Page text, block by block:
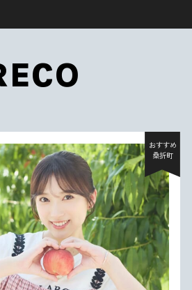
おすすめ
桑折町